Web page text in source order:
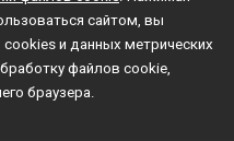
сайтом, вы
и данных метрических
файлов cookie,
браузера.